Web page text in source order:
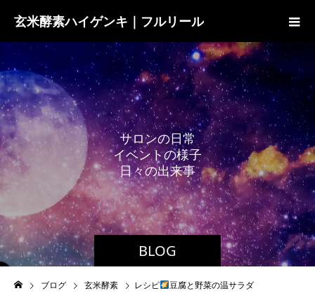
玄米酵素ハイゲンキ｜フルリール
BLOG
サロンの日常
イベン トの様子
日々の出来事
ブログ 玄米酵素 レシピ 豆腐と野菜の温サラダ